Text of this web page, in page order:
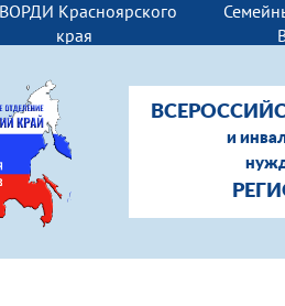
Красноярского
края
и